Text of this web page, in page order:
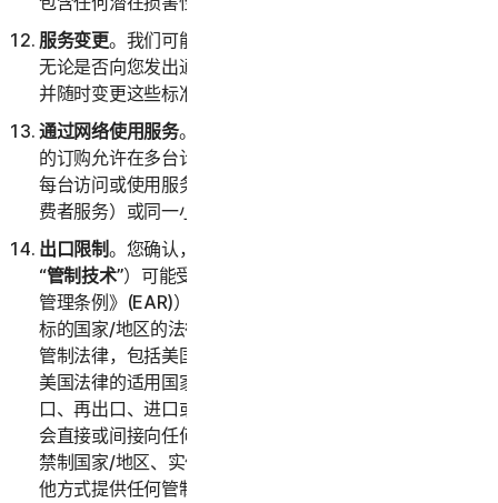
服务变更。我们可能会随时变更或终止全部或部分服务，
无论是否向您发出通知。我们还保留为服务制定资格标准
并随时变更这些标准的权利。
通过网络使用服务。您可以通过网络使用服务，前提是您
的订购允许在多台计算机或设备上访问或使用服务，并且
每台访问或使用服务的计算机或设备均来自同一家庭（消
费者服务）或同一小型企业（企业服务）。
出口限制。您确认，本服务及相关技术数据（以下统称
“管制技术”）可能受美国进出口法律（特别是《美国出口
管理条例》(EAR)）以及作为管制技术的进口或再出口目
标的国家/地区的法律的约束。您同意遵守所有相关出口
管制法律，包括美国贸易禁运和制裁及安全规定以及符合
美国法律的适用国家或地区法律，并不会违反美国法律出
口、再出口、进口或以其他方式提供任何管制技术，亦不
会直接或间接向任何需要出口许可证或其他政府批文的受
禁制国家/地区、实体或个人出口、再出口、进口或以其
他方式提供任何管制技术。您证明您不位于或通常居住在